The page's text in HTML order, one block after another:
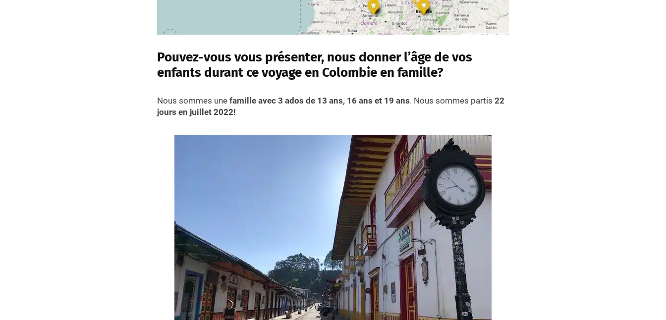
Pouvez-vous vous présenter, nous donner l’âge de vos
enfants durant ce voyage en Colombie en famille?
Nous sommes une famille avec 3 ados de 13 ans, 16 ans et 19 ans. Nous sommes partis 22
jours en juillet 2022!